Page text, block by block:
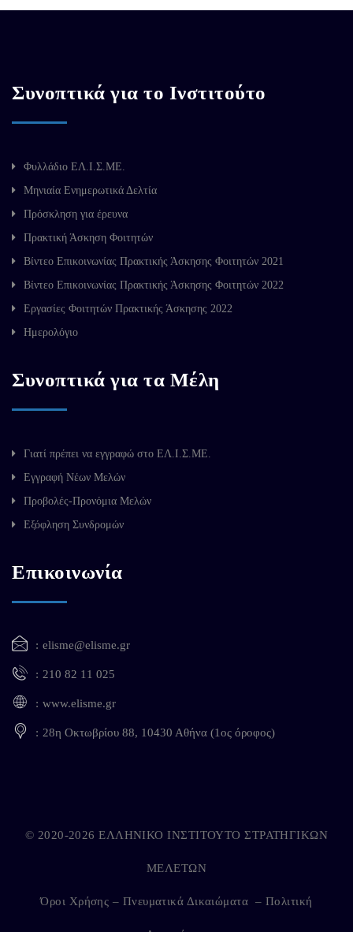
Συνοπτικά για το Ινστιτούτο
Φυλλάδιο ΕΛ.Ι.Σ.ΜΕ.
Μηνιαία Ενημερωτικά Δελτία
Πρόσκληση για έρευνα
Πρακτική Άσκηση Φοιτητών
Βίντεο Επικοινωνίας Πρακτικής Άσκησης Φοιτητών 2021
Βίντεο Επικοινωνίας Πρακτικής Άσκησης Φοιτητών 2022
Εργασίες Φοιτητών Πρακτικής Άσκησης 2022
Ημερολόγιο
Συνοπτικά για τα Μέλη
Γιατί πρέπει να εγγραφώ στο ΕΛ.Ι.Σ.ΜΕ.
Εγγραφή Νέων Μελών
Προβολές-Προνόμια Μελών
Εξόφληση Συνδρομών
Επικοινωνία
elisme@elisme.gr
210 82 11 025
www.elisme.gr
28η Οκτωβρίου 88, 10430 Αθήνα (1ος όροφος)
© 2020-2026 ΕΛΛΗΝΙΚΟ ΙΝΣΤΙΤΟΥΤΟ ΣΤΡΑΤΗΓΙΚΩΝ
ΜΕΛΕΤΩΝ
Όροι Χρήσης – Πνευματικά Δικαιώματα – Πολιτική